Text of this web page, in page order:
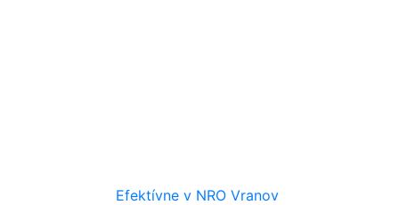
Efektívne v NRO Vranov